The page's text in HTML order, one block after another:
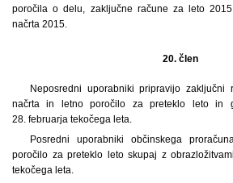
poročila o delu, zaključne račune za leto
načrta 2015.
20. člen
Neposredni uporabniki pripravijo zaključni
načrta in letno poročilo za preteklo leto in
28. februarja tekočega leta.
Posredni uporabniki občinskega
poročilo za preteklo leto skupaj z
tekočega leta.